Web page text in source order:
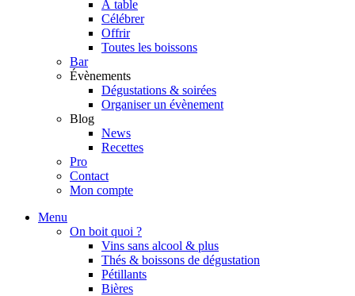
À table
Célébrer
Offrir
Toutes les boissons
Bar
Évènements
Dégustations & soirées
Organiser un évènement
Blog
News
Recettes
Pro
Contact
Mon compte
Menu
On boit quoi ?
Vins sans alcool & plus
Thés & boissons de dégustation
Pétillants
Bières